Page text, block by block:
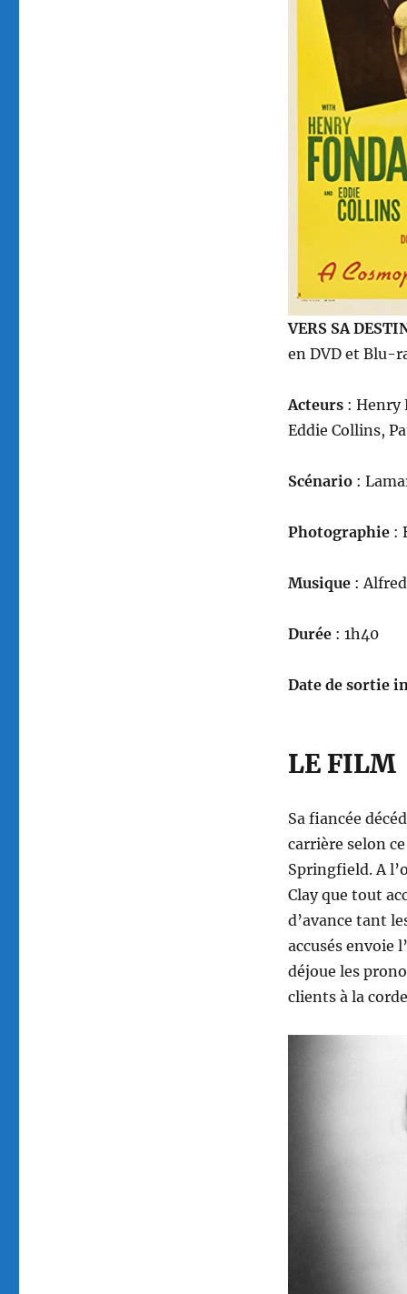
VERS SA
en DVD et Blu-
Acteurs: Henry
Eddie Collins,
Scénario:
Photographie:
Musique:
Durée: 1h40
Date de sortie
LE FILM
Sa fiancée
carrière selon
Springfield. A
Clay que tout
d’avance tant
accusés envoie
déjoue les
clients à la